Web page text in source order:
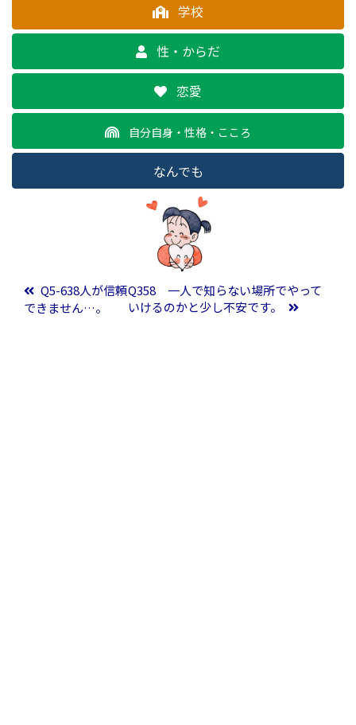
学校
性・からだ
恋愛
自分自身・性格・こころ
なんでも
投稿ナビゲーション
Q5-638人が信頼
できません…。
Q358 一人で知らない場所でやって
いけるのかと少し不安です。